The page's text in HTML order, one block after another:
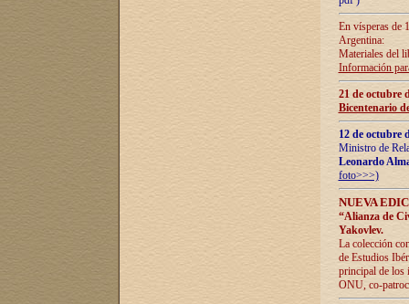
En vísperas de
Argentina:
Materiales del
Información
21 de octubre
Bicentenario
12 de octubre
Ministro de
Leonardo
foto>>>)
NUEVA
“Alianza de
Yakovlev.
La colección
de Estudios
principal de los
ONU, co-